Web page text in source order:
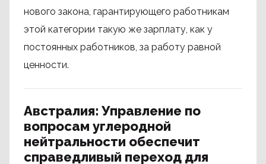
нового закона, гарантирующего работникам
этой категории такую же зарплату, как у
постоянных работников, за работу равной
ценности.
Австралия: Управление по
вопросам углеродной
нейтральности обеспечит
справедливый переход для